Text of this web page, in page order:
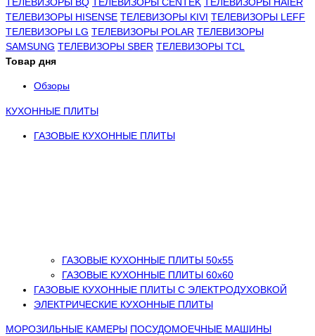
ТЕЛЕВИЗОРЫ HISENSE ТЕЛЕВИЗОРЫ KIVI ТЕЛЕВИЗОРЫ LEFF
ТЕЛЕВИЗОРЫ LG ТЕЛЕВИЗОРЫ POLAR ТЕЛЕВИЗОРЫ
SAMSUNG ТЕЛЕВИЗОРЫ SBER ТЕЛЕВИЗОРЫ TCL
Товар дня
Обзоры
КУХОННЫЕ ПЛИТЫ
ГАЗОВЫЕ КУХОННЫЕ ПЛИТЫ
ГАЗОВЫЕ КУХОННЫЕ ПЛИТЫ 50х55
ГАЗОВЫЕ КУХОННЫЕ ПЛИТЫ 60х60
ГАЗОВЫЕ КУХОННЫЕ ПЛИТЫ С ЭЛЕКТРОДУХОВКОЙ
ЭЛЕКТРИЧЕСКИЕ КУХОННЫЕ ПЛИТЫ
МОРОЗИЛЬНЫЕ КАМЕРЫ ПОСУДОМОЕЧНЫЕ МАШИНЫ